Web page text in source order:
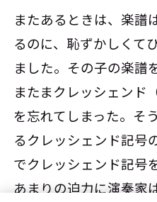
またあるときは、楽譜
るのに、恥ずかしくて
ました。その子の楽譜
またまクレッシェンド
を忘れてしまった。そ
るクレッシェンド記号
でクレッシェンド記号
あまりの迫力に演奏家